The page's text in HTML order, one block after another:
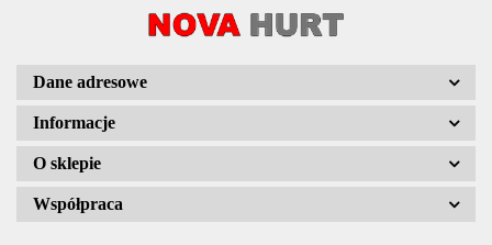
Dane adresowe
Informacje
O sklepie
Współpraca